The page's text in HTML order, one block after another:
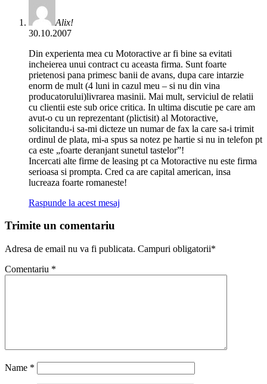
Alix!
30.10.2007
Din experienta mea cu Motoractive ar fi bine sa evitati
incheierea unui contract cu aceasta firma. Sunt foarte
prietenosi pana primesc banii de avans, dupa care intarzie
enorm de mult (4 luni in cazul meu – si nu din vina
producatorului)livrarea masinii. Mai mult, serviciul de relatii
cu clientii este sub orice critica. In ultima discutie pe care am
avut-o cu un reprezentant (plictisit) al Motoractive,
solicitandu-i sa-mi dicteze un numar de fax la care sa-i trimit
ordinul de plata, mi-a spus sa notez pe hartie si nu in telefon pt
ca este „foarte deranjant sunetul tastelor”!
Incercati alte firme de leasing pt ca Motoractive nu este firma
serioasa si prompta. Cred ca are capital american, insa
lucreaza foarte romaneste!
Raspunde la acest mesaj
Trimite un comentariu
Adresa de email nu va fi publicata. Campuri obligatorii*
Comentariu *
Name *